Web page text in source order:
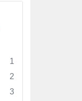
1
2
3